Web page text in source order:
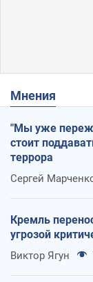
Мнения
"Мы уже
стоит
террора
Сергей
Кремль
угрозой
Виктор Ягун